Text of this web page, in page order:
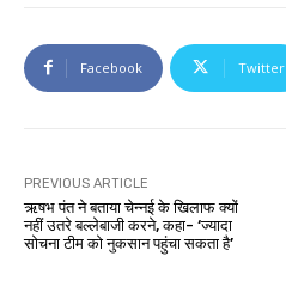
Facebook Twitter
PREVIOUS ARTICLE
ऋषभ पंत ने बताया चेन्नई के खिलाफ क्यों
नहीं उतरे बल्लेबाजी करने, कहा- ‘ज्यादा
सोचना टीम को नुकसान पहुंचा सकता है’